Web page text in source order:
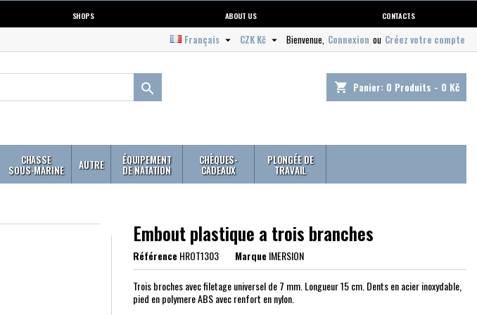
SHOPS ABOUT US CONTACTS
Bienvenue, Connexion ou Créez votre compte
CZK Kč 
Français 
shopping_cart Panier: 0 Produits - 0 Kč

CHASSE
SOUS-MARINE AUTRE ÉQUIPEMENT
DE NATATION
CHÈQUES-
CADEAUX
PLONGÉE DE
TRAVAIL
Embout plastique a trois branches
RéférenceHROT1303 MarqueIMERSION
Trois broches avec filetage universel de 7 mm. Longueur 15 cm. Dents en acier inoxydable,
pied en polymere ABS avec renfort en nylon.